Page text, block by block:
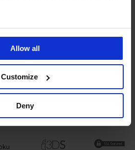
Allow all
Customize
Deny
Spolehlivý obchod